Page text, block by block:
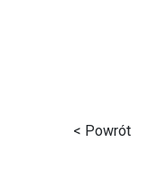
< Powrót